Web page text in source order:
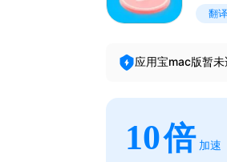
翻译
应用宝mac版暂
10倍 加速